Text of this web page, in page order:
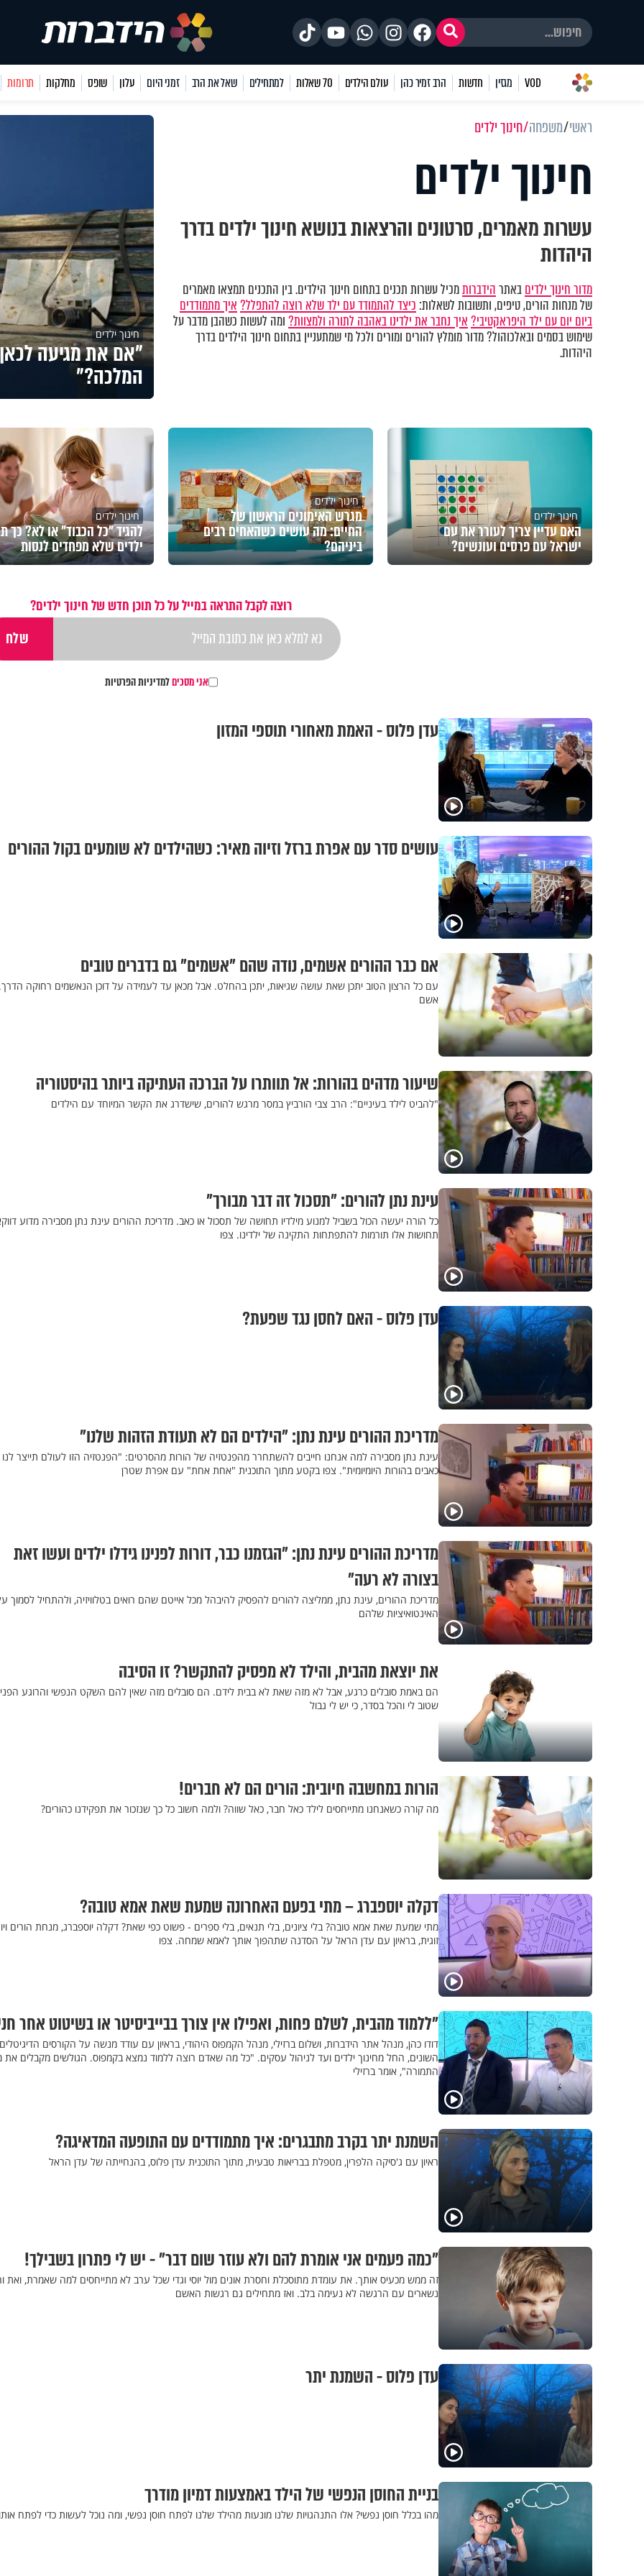
VOD מגזין חדשות הרב זמיר כהן עולם הילדים 70 שאלות למתחילים שאל את הרב זמני היום עלון שופס מחלקות תרומות
ראשי משפחה חינוך ילדים
חינוך ילדים
עשרות מאמרים, סרטונים והרצאות בנושא חינוך ילדים בדרך
היהדות
מדור חינוך ילדיםבאתרהידברותמכיל עשרות תכנים בתחום חינוך הילדים. בין התכנים תמצאו מאמרים
של מנחות הורים, טיפים, ותשובות לשאלות: כיצד להתמודד עם ילד שלא רוצה להתפלל?איך מתמודדים
ביום יום עם ילד היפראקטיבי?איך נחבר את ילדינו באהבה לתורה ולמצוות?ומה לעשות כשהבן מדבר על
שימוש בסמים ובאלכוהול? מדור מומלץ להורים ומורים ולכל מי שמתעניין בתחום חינוך הילדים בדרך
היהדות.
חינוך ילדים
"אם את מגיעה
המלכה?"
חינוך ילדים
האם עדיין צריך לעורר את עם
ישראל עם פרסים ועונשים?
חינוך ילדים
מגרש האימונים הראשון של
החיים: מה עושים כשהאחים רבים
ביניהם?
חינוך ילדים
להגיד "כל הכבוד" או לא? כך
ילדים שלא מפחדים לנסות
רוצה לקבל התראה במייל על כל תוכן חדש של חינוך ילדים?
אני מסכיםלמדיניות הפרטיות
עדן פלוס - האמת מאחורי תוספי המזון
עושים סדר עם אפרת ברזל וזיוה מאיר: כשהילדים לא שומעים בקול ההורים
אם כבר ההורים אשמים, נודה שהם "אשמים" גם בדברים טובים
עם כל הרצון הטוב יתכן שאת עושה שגיאות, יתכן בהחלט. אבל מכאן עד לעמידה על דוכן הנאשמים רחוקה
אשם
שיעור מדהים בהורות: אל תוותרו על הברכה העתיקה ביותר בהיסטוריה
"להביט לילד בעיניים": הרב צבי הורביץ במסר מרגש להורים, שישדרג את הקשר המיוחד עם הילדים
עינת נתן להורים: "תסכול זה דבר מבורך"
כל הורה יעשה הכול בשביל למנוע מילדיו תחושה של תסכול או כאב. מדריכת ההורים עינת נתן מסבירה מדוע
תחושות אלו תורמות להתפתחות התקינה של ילדינו. צפו
עדן פלוס - האם לחסן נגד שפעת?
מדריכת ההורים עינת נתן: "הילדים הם לא תעודת הזהות שלנו"
עינת נתן מסבירה למה אנחנו חייבים להשתחרר מהפנטזיה של הורות מהסרטים: "הפנטזיה הזו לעולם תייצר לנו
כאבים בהורות היומיומית". צפו בקטע מתוך התוכנית "אחת אחת" עם אפרת שטרן
מדריכת ההורים עינת נתן: "הגזמנו כבר, דורות לפנינו גידלו ילדים ועשו זאת
בצורה לא רעה"
מדריכת ההורים, עינת נתן, ממליצה להורים להפסיק להיבהל מכל אייטם שהם רואים בטלוויזיה, ולהתחיל לסמוך
האינטואיציות שלהם
את יוצאת מהבית, והילד לא מפסיק להתקשר? זו הסיבה
הם באמת סובלים כרגע, אבל לא מזה שאת לא בבית לידם. הם סובלים מזה שאין להם השקט הנפשי והרוגע
שטוב לי והכל בסדר, כי יש לי גבול
הורות במחשבה חיובית: הורים הם לא חברים!
מה קורה כשאנחנו מתייחסים לילד כאל חבר, כאל שווה? ולמה חשוב כל כך שנזכור את תפקידנו כהורים?
דקלה יוספברג – מתי בפעם האחרונה שמעת שאת אמא טובה?
מתי שמעת שאת אמא טובה? בלי ציונים, בלי תנאים, בלי ספרים - פשוט כפי שאת? דקלה יוספברג, מנחת הורים
זוגית, בראיון עם עדן הראל על הסדנה שתהפוך אותך לאמא שמחה. צפו
"ללמוד מהבית, לשלם פחות, ואפילו אין צורך בבייביסיטר או בשיטוט אחר
דודו כהן, מנהל אתר הידברות, ושלום ברזילי, מנהל הקמפוס היהודי, בראיון עם עודד מנשה על הקורסים הדיגיטלים
השונים, החל מחינוך ילדים ועד לניהול עסקים. "כל מה שאדם רוצה ללמוד נמצא בקמפוס. הגולשים מקבלים את
התמורה", אומר ברזילי
השמנת יתר בקרב מתבגרים: איך מתמודדים עם התופעה המדאיגה?
ראיון עם ג'סיקה הלפרין, מטפלת בבריאות טבעית, מתוך התוכנית עדן פלוס, בהנחייתה של עדן הראל
"כמה פעמים אני אומרת להם ולא עוזר שום דבר" - יש לי פתרון בשבילך!
זה ממש מכעיס אותך. את עומדת מתוסכלת וחסרת אונים מול יוסי וגדי שכל ערב לא מתייחסים למה שאמרת, ואת
נשארים עם הרגשה לא נעימה בלב. ואז מתחילים גם רגשות האשם
עדן פלוס - השמנת יתר
בניית החוסן הנפשי של הילד באמצעות דמיון מודרך
מהו בכלל חוסן נפשי? אלו התנהגויות שלנו מונעות מהילד שלנו לפתח חוסן נפשי, ומה נוכל לעשות כדי לפתח